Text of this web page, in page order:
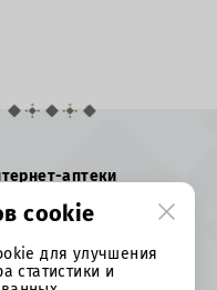
аптеки
оферта
заказа
cookie
для улучшения
статистики и